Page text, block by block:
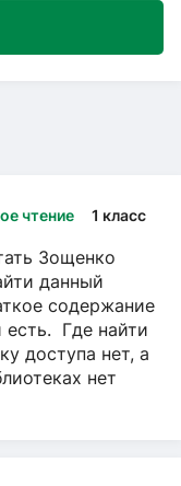
чтение 1 класс
Зощенко
данный
содержание
Где найти
доступа нет, а
нет